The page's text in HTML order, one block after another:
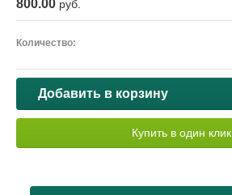
800.00 руб.
Количество:
Добавить в корзину
Купить в один клик